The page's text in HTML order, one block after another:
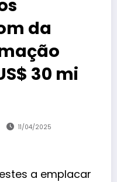
da
30 mi
11/04/2025
a emplacar